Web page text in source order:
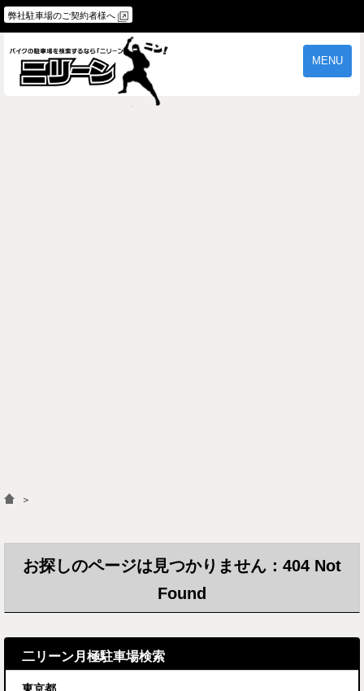
弊社駐車場のご契約者様へ
MENU
＞
お探しのページは見つかりません：404 Not
Found
二リーン月極駐車場検索
東京都